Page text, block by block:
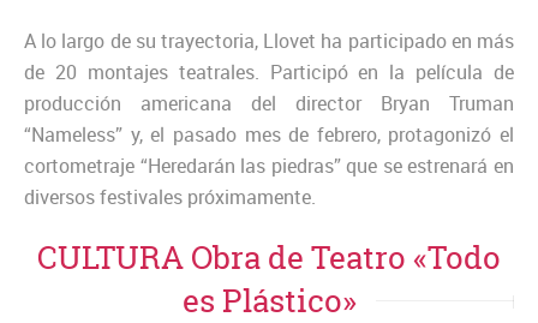
A lo largo de su trayectoria, Llovet ha participado en más
de 20 montajes teatrales. Participó en la película de
producción americana del director Bryan Truman
“Nameless” y, el pasado mes de febrero, protagonizó el
cortometraje “Heredarán las piedras” que se estrenará en
diversos festivales próximamente.
CULTURA Obra de Teatro «Todo
es Plástico»